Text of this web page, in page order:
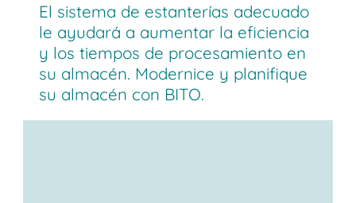
El sistema de estanterías adecuado
le ayudará a aumentar la eficiencia
y los tiempos de procesamiento en
su almacén. Modernice y planifique
su almacén con BITO.